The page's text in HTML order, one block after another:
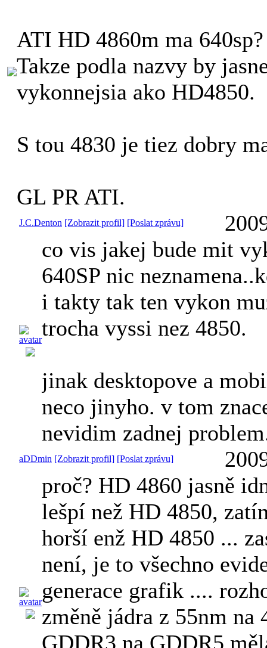
ATI HD 4860m ma
Takze podla nazvy by
vykonnejsia ako HD4850.
S tou 4830 je tiez dobry
GL PR ATI.
J.C.Denton [Zobrazit profil] [Poslat zprávu]
co vis jakej bude mit
640SP nic
i takty tak ten vykon
trocha vyssi nez 4850.
jinak desktopove a
neco jinyho. v tom
nevidim zadnej
aDDmin [Zobrazit profil] [Poslat zprávu]
proč? HD 4860 jasně
lešpí než HD 4850,
horší enž HD 4850 ...
není, je to všechno
generace grafik ....
změně jádra z 55nm na
GDDR3 na GDDR5